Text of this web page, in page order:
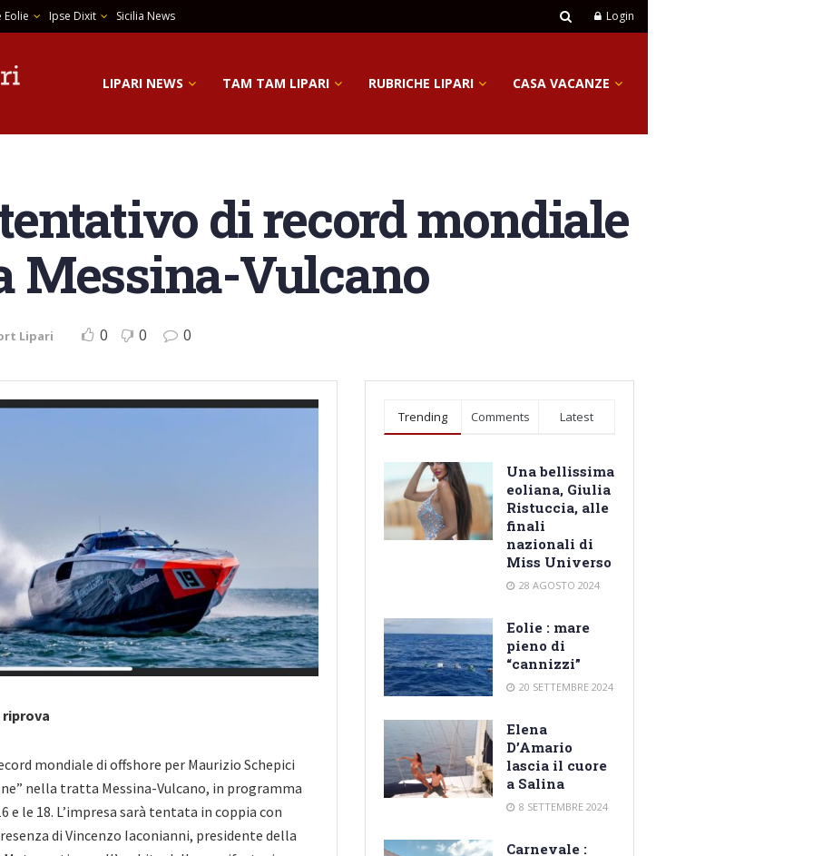
Eolie Ipse Dixit Sicilia News Login
LIPARI NEWS TAM TAM LIPARI RUBRICHE LIPARI CASA VACANZE
di record mondiale
Messina-Vulcano
Lipari 0 0 0
riprova
mondiale di offshore per Maurizio Schepici
nella tratta Messina-Vulcano, in programma
e le 18. L’impresa sarà tentata in coppia con
di Vincenzo Iaconianni, presidente della
Trending Comments Latest
Una bellissima
eoliana, Giulia
Ristuccia, alle
finali
nazionali di
Miss Universo
28 AGOSTO 2024
Eolie : mare
pieno di
“cannizzi”
20 SETTEMBRE 2024
Elena
D’Amario
lascia il cuore
a Salina
8 SETTEMBRE 2024
Carnevale :